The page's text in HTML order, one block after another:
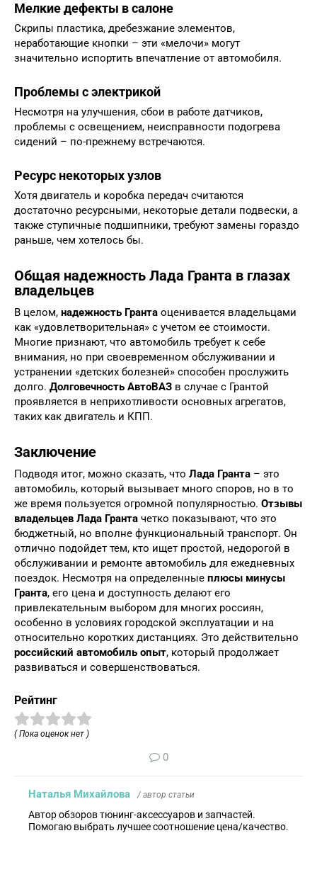
Мелкие дефекты в салоне
Скрипы пластика, дребезжание элементов,
неработающие кнопки – эти «мелочи» могут
значительно испортить впечатление от автомобиля.
Проблемы с электрикой
Несмотря на улучшения, сбои в работе датчиков,
проблемы с освещением, неисправности подогрева
сидений – по-прежнему встречаются.
Ресурс некоторых узлов
Хотя двигатель и коробка передач считаются
достаточно ресурсными, некоторые детали подвески, а
также ступичные подшипники, требуют замены гораздо
раньше, чем хотелось бы.
Общая надежность Лада Гранта в глазах
владельцев
В целом, надежность Гранта оценивается владельцами
как «удовлетворительная» с учетом ее стоимости.
Многие признают, что автомобиль требует к себе
внимания, но при своевременном обслуживании и
устранении «детских болезней» способен прослужить
долго. Долговечность АвтоВАЗ в случае с Грантой
проявляется в неприхотливости основных агрегатов,
таких как двигатель и КПП.
Заключение
Подводя итог, можно сказать, что Лада Гранта – это
автомобиль, который вызывает много споров, но в то
же время пользуется огромной популярностью. Отзывы
владельцев Лада Гранта четко показывают, что это
бюджетный, но вполне функциональный транспорт. Он
отлично подойдет тем, кто ищет простой, недорогой в
обслуживании и ремонте автомобиль для ежедневных
поездок. Несмотря на определенные плюсы минусы
Гранта, его цена и доступность делают его
привлекательным выбором для многих россиян,
особенно в условиях городской эксплуатации и на
относительно коротких дистанциях. Это действительно
российский автомобиль опыт, который продолжает
развиваться и совершенствоваться.
Рейтинг
( Пока оценок нет )
0
Наталья Михайлова / автор статьи
Автор обзоров тюнинг-аксессуаров и запчастей.
Помогаю выбрать лучшее соотношение цена/качество.